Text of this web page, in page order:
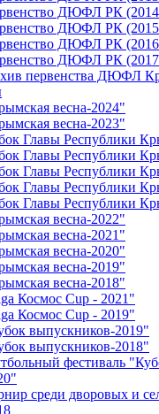
ДЮФЛ РК (2014
ДЮФЛ РК (2015
ДЮФЛ РК (2016
ДЮФЛ РК (2017
первенства ДЮФЛ
весна-2024"
весна-2023"
Главы Республики
Главы Республики
Главы Республики
Главы Республики
Главы Республики
весна-2022"
весна-2021"
весна-2020"
весна-2019"
весна-2018"
Космос Cup - 2021"
Космос Cup - 2019"
выпускников-2019"
выпускников-2018"
фестиваль
среди дворовых и